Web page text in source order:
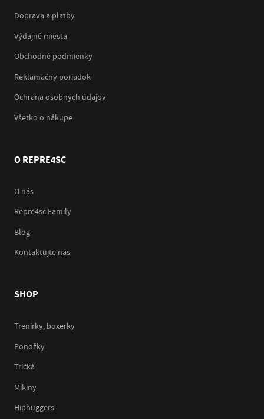
Doprava a platby
Výdajné miesta
Obchodné podmienky
Reklamačný poriadok
Ochrana osobných údajov
Všetko o nákupe
O REPRE4SC
O nás
Repre4sc Family
Blog
Kontaktujte nás
SHOP
Trenírky, boxerky
Ponožky
Tričká
Mikiny
Hiphuggers